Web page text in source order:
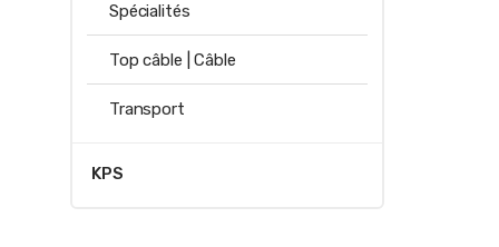
Spécialités
Top câble | Câble
Transport
KPS